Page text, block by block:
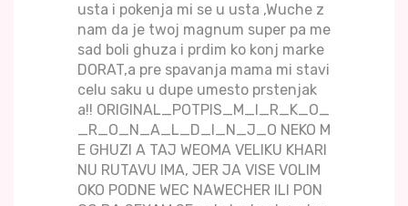
usta i pokenja mi se u usta ,Wuche z
nam da je twoj magnum super pa me
sad boli ghuza i prdim ko konj marke
DORAT,a pre spavanja mama mi stavi
celu saku u dupe umesto prstenjak
a!! ORIGINAL_POTPIS_M_I_R_K_O_
_R_O_N_A_L_D_I_N_J_O NEKO M
E GHUZI A TAJ WEOMA VELIKU KHARI
NU RUTAVU IMA, JER JA VISE VOLIM
OKO PODNE WEC NAWECHER ILI PON